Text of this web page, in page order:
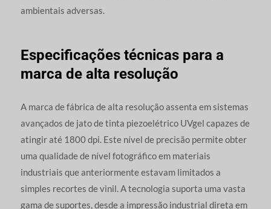
ambientais adversas.
Especificações técnicas para a
marca de alta resolução
A marca de fábrica de alta resolução assenta em sistemas
avançados de jato de tinta piezoelétrico UVgel capazes de
atingir até 1800 dpi. Este nível de precisão permite obter
uma qualidade de nível fotográfico em materiais
industriais que anteriormente estavam limitados a
simples recortes de vinil. A tecnologia suporta uma vasta
gama de suportes, desde a impressão industrial direta em